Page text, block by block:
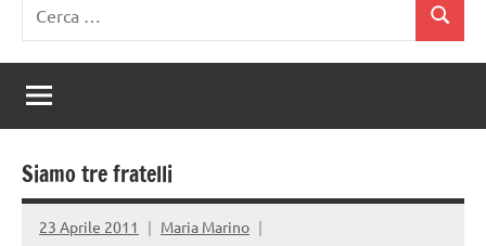
per:
Cerca
Siamo tre fratelli
23 Aprile 2011 Maria Marino